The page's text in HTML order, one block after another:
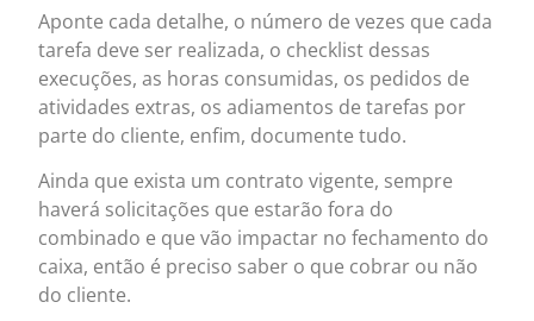
Aponte cada detalhe, o número de vezes que cada
tarefa deve ser realizada, o checklist dessas
execuções, as horas consumidas, os pedidos de
atividades extras, os adiamentos de tarefas por
parte do cliente, enfim, documente tudo.
Ainda que exista um contrato vigente, sempre
haverá solicitações que estarão fora do
combinado e que vão impactar no fechamento do
caixa, então é preciso saber o que cobrar ou não
do cliente.